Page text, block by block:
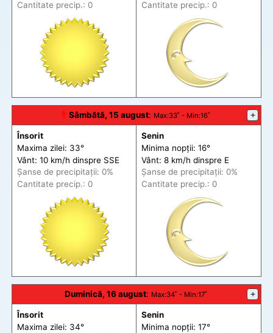
Cantitate precip.: 0 Cantitate precip.: 0
🕆 Sâmbătă, 15 august: Max:33˚ - Min:16˚ +
Însorit
Maxima zilei: 33°
Vânt: 10 km/h dinspre SSE
Șanse de precipitații: 0%
Cantitate precip.: 0
Senin
Minima nopții: 16°
Vânt: 8 km/h dinspre E
Șanse de precipitații: 0%
Cantitate precip.: 0
Duminică, 16 august: Max:34˚ - Min:17˚ +
Însorit
Maxima zilei: 34°
Senin
Minima nopții: 17°